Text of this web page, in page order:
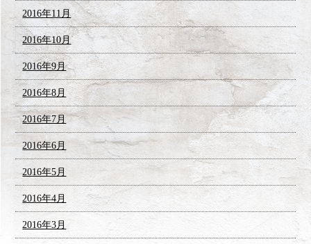
2016年11月
2016年10月
2016年9月
2016年8月
2016年7月
2016年6月
2016年5月
2016年4月
2016年3月